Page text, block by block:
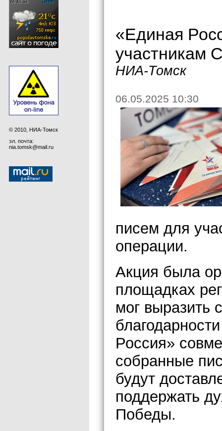
© 2010, НИА-Томск
эл. почта:
nia.tomsk@mail.ru
«Единая
участникам
НИА-Томск
06.05.2025 10:30
писем для
операции.
Акция была
площадках
мог выразить
Россия»
собранные
будут
поддержать
Победы.